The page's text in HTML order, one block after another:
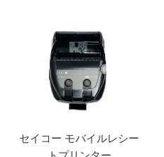
セイコー モバイルレシー